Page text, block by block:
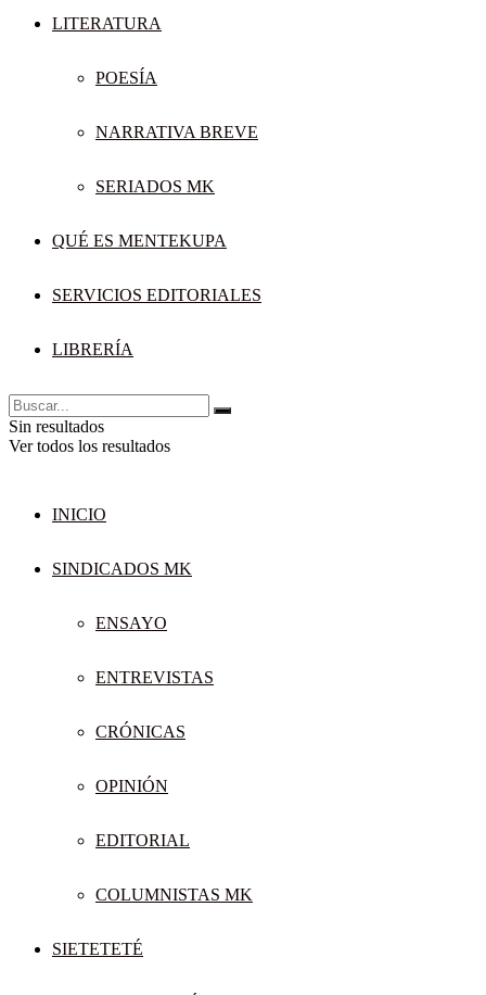
LITERATURA
POESÍA
NARRATIVA BREVE
SERIADOS MK
QUÉ ES MENTEKUPA
SERVICIOS EDITORIALES
LIBRERÍA
Sin resultados
Ver todos los resultados
INICIO
SINDICADOS MK
ENSAYO
ENTREVISTAS
CRÓNICAS
OPINIÓN
EDITORIAL
COLUMNISTAS MK
SIETETETÉ